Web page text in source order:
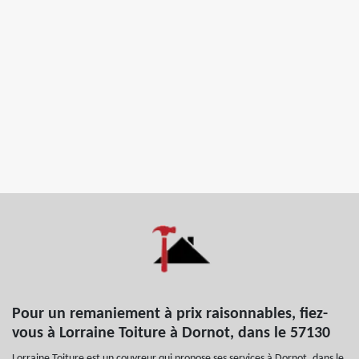
Pour un remaniement à prix raisonnables, fiez-
vous à Lorraine Toiture à Dornot, dans le 57130